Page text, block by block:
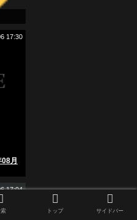
月
17:30
17:04
トップ サイドバー